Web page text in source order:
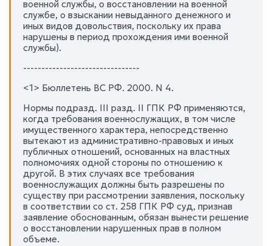
военной службы, о восстановлении на военной
службе, о взыскании невыданного денежного и
иных видов довольствия, поскольку их права
нарушены в период прохождения ими военной
службы).
--------------------------------
<1> Бюллетень ВС РФ. 2000. N 4.
Нормы подразд. III разд. II ГПК РФ применяются,
когда требования военнослужащих, в том числе
имущественного характера, непосредственно
вытекают из административно-правовых и иных
публичных отношений, основанных на властных
полномочиях одной стороны по отношению к
другой. В этих случаях все требования
военнослужащих должны быть разрешены по
существу при рассмотрении заявления, поскольку
в соответствии со ст. 258 ГПК РФ суд, признав
заявление обоснованным, обязан вынести решение
о восстановлении нарушенных прав в полном
объеме.